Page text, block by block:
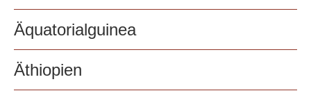
Äquatorialguinea
Äthiopien